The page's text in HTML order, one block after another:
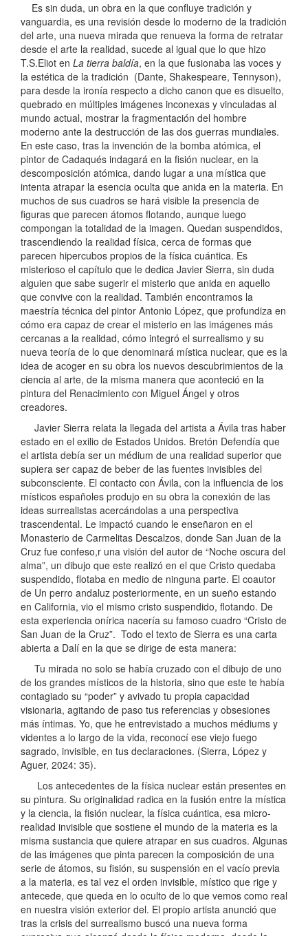
Es sin duda, un obra en la que confluye tradición y
vanguardia, es una revisión desde lo moderno de la tradición
del arte, una nueva mirada que renueva la forma de retratar
desde el arte la realidad, sucede al igual que lo que hizo
T.S.Eliot en La tierra baldía, en la que fusionaba las voces y
la estética de la tradición (Dante, Shakespeare, Tennyson),
para desde la ironía respecto a dicho canon que es disuelto,
quebrado en múltiples imágenes inconexas y vinculadas al
mundo actual, mostrar la fragmentación del hombre
moderno ante la destrucción de las dos guerras mundiales.
En este caso, tras la invención de la bomba atómica, el
pintor de Cadaqués indagará en la fisión nuclear, en la
descomposición atómica, dando lugar a una mística que
intenta atrapar la esencia oculta que anida en la materia. En
muchos de sus cuadros se hará visible la presencia de
figuras que parecen átomos flotando, aunque luego
compongan la totalidad de la imagen. Quedan suspendidos,
trascendiendo la realidad física, cerca de formas que
parecen hipercubos propios de la física cuántica. Es
misterioso el capítulo que le dedica Javier Sierra, sin duda
alguien que sabe sugerir el misterio que anida en aquello
que convive con la realidad. También encontramos la
maestría técnica del pintor Antonio López, que profundiza en
cómo era capaz de crear el misterio en las imágenes más
cercanas a la realidad, cómo integró el surrealismo y su
nueva teoría de lo que denominará mística nuclear, que es la
idea de acoger en su obra los nuevos descubrimientos de la
ciencia al arte, de la misma manera que aconteció en la
pintura del Renacimiento con Miguel Ángel y otros
creadores.
Javier Sierra relata la llegada del artista a Ávila tras haber
estado en el exilio de Estados Unidos. Bretón Defendía que
el artista debía ser un médium de una realidad superior que
supiera ser capaz de beber de las fuentes invisibles del
subconsciente. El contacto con Ávila, con la influencia de los
místicos españoles produjo en su obra la conexión de las
ideas surrealistas acercándolas a una perspectiva
trascendental. Le impactó cuando le enseñaron en el
Monasterio de Carmelitas Descalzos, donde San Juan de la
Cruz fue confeso,r una visión del autor de “Noche oscura del
alma”, un dibujo que este realizó en el que Cristo quedaba
suspendido, flotaba en medio de ninguna parte. El coautor
de Un perro andaluz posteriormente, en un sueño estando
en California, vio el mismo cristo suspendido, flotando. De
esta experiencia onírica nacería su famoso cuadro “Cristo de
San Juan de la Cruz”. Todo el texto de Sierra es una carta
abierta a Dalí en la que se dirige de esta manera:
Tu mirada no solo se había cruzado con el dibujo de uno
de los grandes místicos de la historia, sino que este te había
contagiado su “poder” y avivado tu propia capacidad
visionaria, agitando de paso tus referencias y obsesiones
más íntimas. Yo, que he entrevistado a muchos médiums y
videntes a lo largo de la vida, reconocí ese viejo fuego
sagrado, invisible, en tus declaraciones. (Sierra, López y
Aguer, 2024: 35).
Los antecedentes de la física nuclear están presentes en
su pintura. Su originalidad radica en la fusión entre la mística
y la ciencia, la fisión nuclear, la física cuántica, esa micro-
realidad invisible que sostiene el mundo de la materia es la
misma sustancia que quiere atrapar en sus cuadros. Algunas
de las imágenes que pinta parecen la composición de una
serie de átomos, su fisión, su suspensión en el vacío previa
a la materia, es tal vez el orden invisible, místico que rige y
antecede, que queda en lo oculto de lo que vemos como real
en nuestra visión exterior del. El propio artista anunció que
tras la crisis del surrealismo buscó una nueva forma